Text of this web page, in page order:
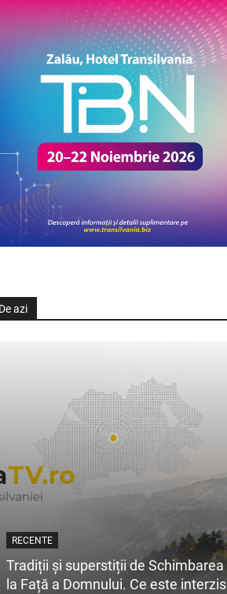
De azi
RECENTE
Tradiții și superstiții de Schimbarea
la Față a Domnului. Ce este interzis